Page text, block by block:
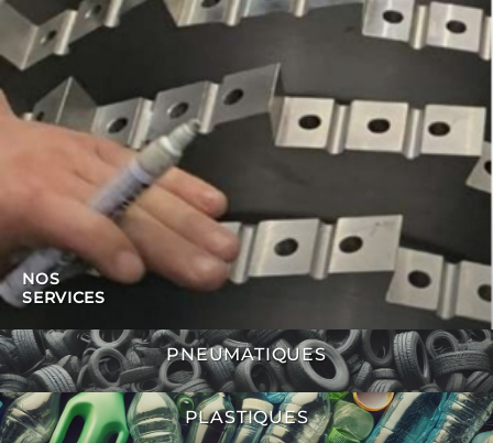
NOS
SERVICES
PNEUMATIQUES
PLASTIQUES